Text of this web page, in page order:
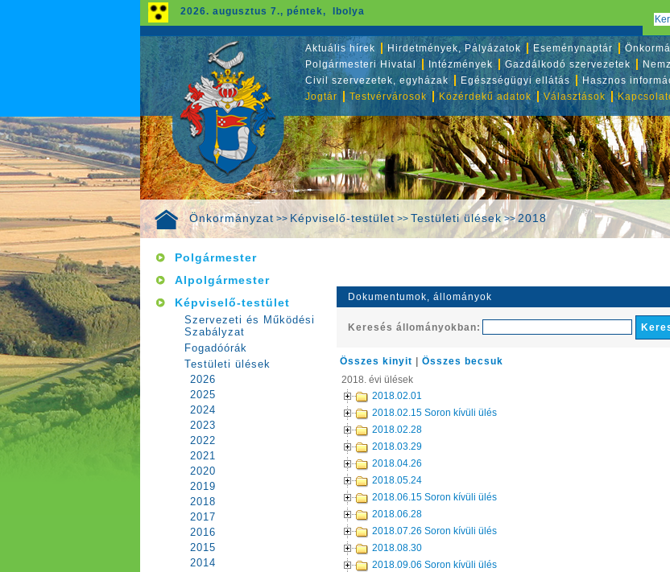
Önkormányzat >> Képviselő-testület >> Testületi ülések>>2018
2026. augusztus 7., péntek, Ibolya
Aktuális hírek Hirdetmények, Pályázatok Eseménynaptár
Polgármesteri Hivatal
Intézmények Gazdálkodó szervezetek
Civil szervezetek, egyházak
Egészségügyi ellátás Hasznos
Jogtár
Testvérvárosok Közérdekű adatok Választások
Polgármester
Alpolgármester
Képviselő-testület
Szervezeti és Működési
Szabályzat
Fogadóórák
Testületi ülések
2026
2025
2024
2023
2022
2021
2020
2019
2018
2017
2016
2015
2014
Dokumentumok, állományok
Keresés állományokban:
Összes kinyit |Összes becsuk
2018. évi ülések
2018.02.01
2018.02.15 Soron kívüli ülés
2018.02.28
2018.03.29
2018.04.26
2018.05.24
2018.06.15 Soron kívüli ülés
2018.06.28
2018.07.26 Soron kívüli ülés
2018.08.30
2018.09.06 Soron kívüli ülés